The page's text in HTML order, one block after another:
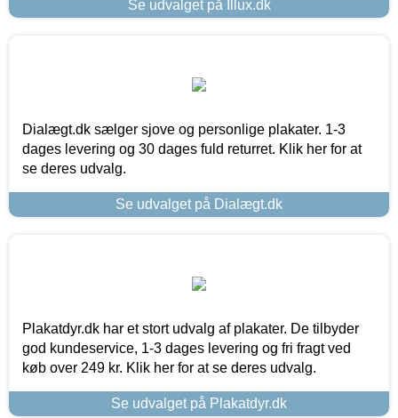
Se udvalget på Illux.dk
Dialægt.dk sælger sjove og personlige plakater. 1-3
dages levering og 30 dages fuld returret. Klik her for at
se deres udvalg.
Se udvalget på Dialægt.dk
Plakatdyr.dk har et stort udvalg af plakater. De tilbyder
god kundeservice, 1-3 dages levering og fri fragt ved
køb over 249 kr. Klik her for at se deres udvalg.
Se udvalget på Plakatdyr.dk